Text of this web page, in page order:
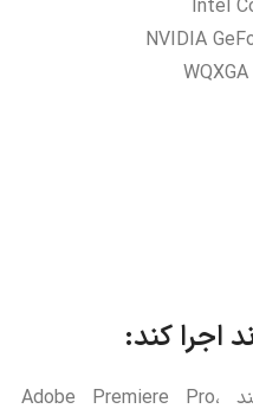
اجرا کند:
نرم‌افزارهای ویرایش ویدئو مانند Adobe Premiere Pro،